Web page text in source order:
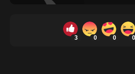
3 0 0 0